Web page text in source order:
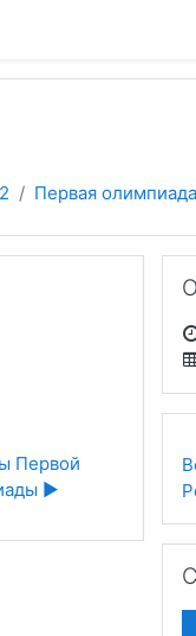
Первая олимпиада
Первой
▶︎